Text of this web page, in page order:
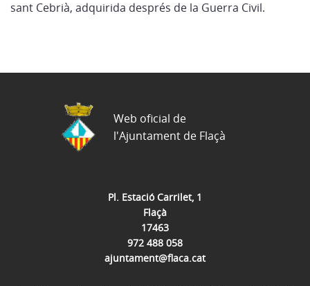
sant Cebrià, adquirida després de la Guerra Civil.
Pl. Estació Carrilet, 1
Flaçà
17463
972 488 058
ajuntament@flaca.cat
Web oficial de
l'Ajuntament de Flaçà